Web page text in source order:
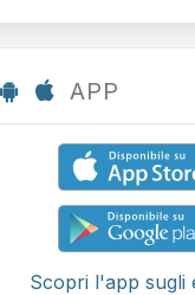
APP
Scopri l'app sugli